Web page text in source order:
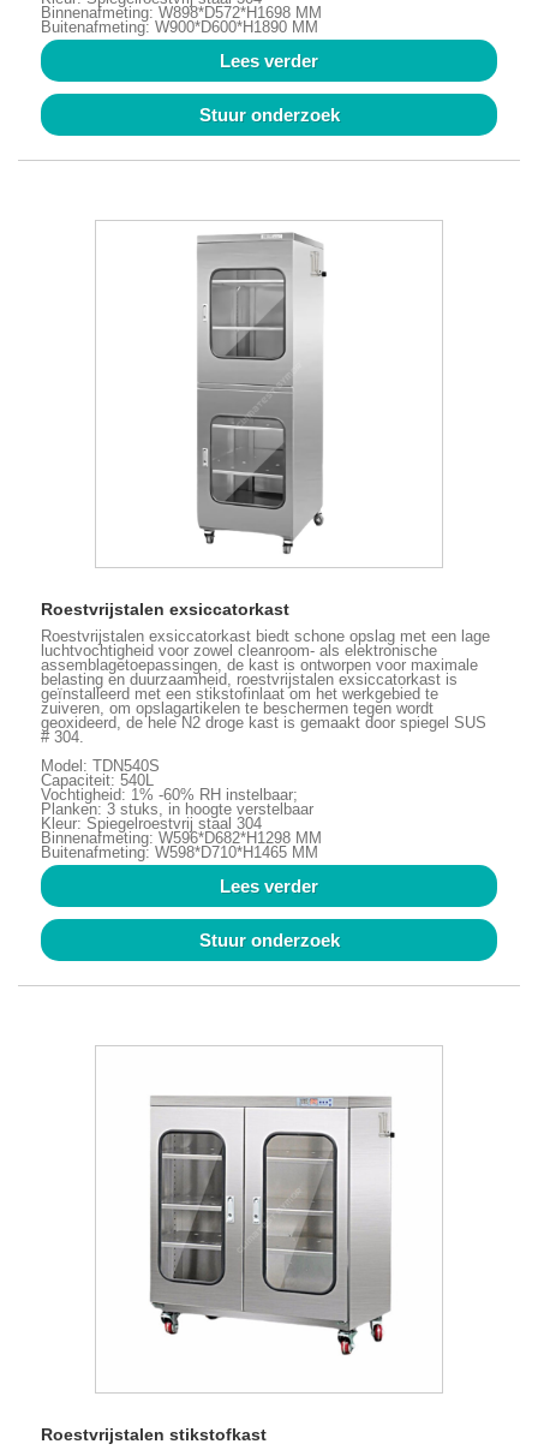
Binnenafmeting: W898*D572*H1698 MM
Buitenafmeting: W900*D600*H1890 MM
Lees verder
Stuur onderzoek
Roestvrijstalen exsiccatorkast
Roestvrijstalen exsiccatorkast biedt schone opslag met een lage
luchtvochtigheid voor zowel cleanroom- als elektronische
assemblagetoepassingen, de kast is ontworpen voor maximale
belasting en duurzaamheid, roestvrijstalen exsiccatorkast is
geïnstalleerd met een stikstofinlaat om het werkgebied te
zuiveren, om opslagartikelen te beschermen tegen wordt
geoxideerd, de hele N2 droge kast is gemaakt door spiegel SUS
# 304.
Model: TDN540S
Capaciteit: 540L
Vochtigheid: 1% -60% RH instelbaar;
Planken: 3 stuks, in hoogte verstelbaar
Kleur: Spiegelroestvrij staal 304
Binnenafmeting: W596*D682*H1298 MM
Buitenafmeting: W598*D710*H1465 MM
Lees verder
Stuur onderzoek
Roestvrijstalen stikstofkast